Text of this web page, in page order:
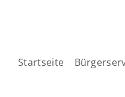
Startseite